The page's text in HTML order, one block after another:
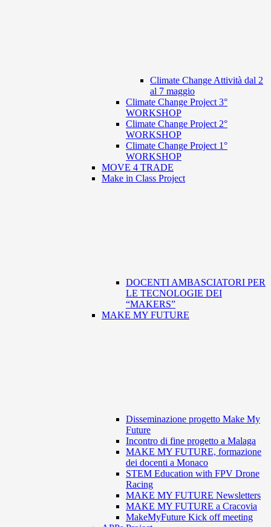
Climate Change Attività dal 2
al 7 maggio
Climate Change Project 3°
WORKSHOP
Climate Change Project 2°
WORKSHOP
Climate Change Project 1°
WORKSHOP
MOVE 4 TRADE
Make in Class Project
DOCENTI AMBASCIATORI PER
LE TECNOLOGIE DEI
“MAKERS”
MAKE MY FUTURE
Disseminazione progetto Make My
Future
Incontro di fine progetto a Malaga
MAKE MY FUTURE, formazione
dei docenti a Monaco
STEM Education with FPV Drone
Racing
MAKE MY FUTURE Newsletters
MAKE MY FUTURE a Cracovia
MakeMyFuture Kick off meeting